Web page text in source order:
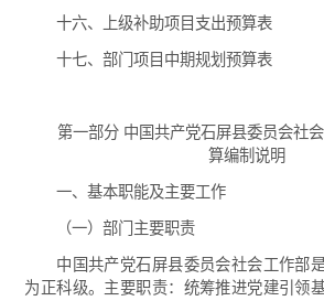
十六、上级补助项目支出预算表
十七、部门项目中期规划预算表
第一部分 中国共产党石屏县委员会社
算编制说明
一、基本职能及主要工作
（一）部门主要职责
中国共产党石屏县委员会社会工作部
为正科级。主要职责：统筹推进党建引领